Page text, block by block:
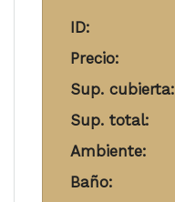
ID:
Precio:
Sup. cubierta:
Sup. total:
Ambiente:
Baño: